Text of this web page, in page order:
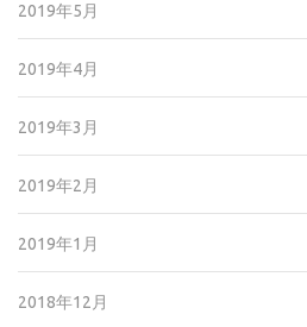
2019年5月
2019年4月
2019年3月
2019年2月
2019年1月
2018年12月